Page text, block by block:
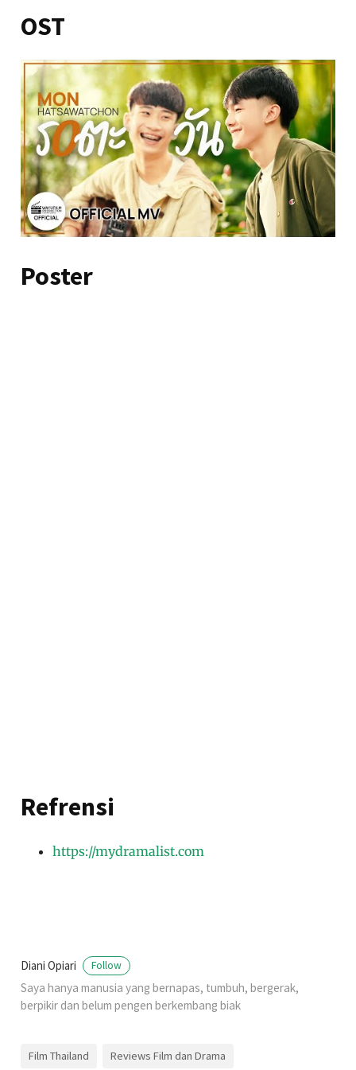
OST
Poster
Refrensi
https://mydramalist.com
Diani Opiari Follow
Saya hanya manusia yang bernapas, tumbuh, bergerak,
berpikir dan belum pengen berkembang biak
Film Thailand Reviews Film dan Drama